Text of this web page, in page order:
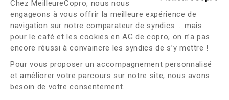
Chez MeilleureCopro, nous nous
engageons à vous offrir la meilleure expérience de
navigation sur notre comparateur de syndics … mais
pour le café et les cookies en AG de copro, on n’a pas
encore réussi à convaincre les syndics de s’y mettre !
Pour vous proposer un accompagnement personnalisé
et améliorer votre parcours sur notre site, nous avons
besoin de votre consentement.
Axeptio consent
Souhaitez-vous changer de syndic ?
OUI NON
J'ai lu et j'accepte lesCGUet lapolitique de
confidentialité